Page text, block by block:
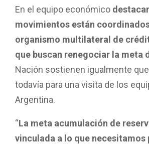
En el equipo económico
movimientos están
organismo multilateral de
que buscan renegociar la meta
Nación sostienen igualmente
todavía para una visita de los
Argentina.
“La meta acumulación de
vinculada a lo que necesitamos